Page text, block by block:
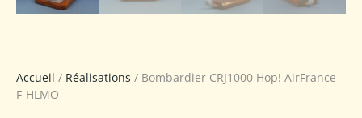
Accueil / Réalisations / Bombardier CRJ1000 Hop! AirFrance
F-HLMO